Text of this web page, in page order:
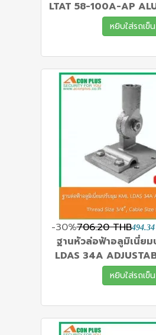
LTAT 58-100A-AP
หยิบใส่รถเข็น
-30%706.20 THB
ฐานหัวล่อฟ้าอลูมิเนี่ย
LDAS 34A
หยิบใส่รถเข็น